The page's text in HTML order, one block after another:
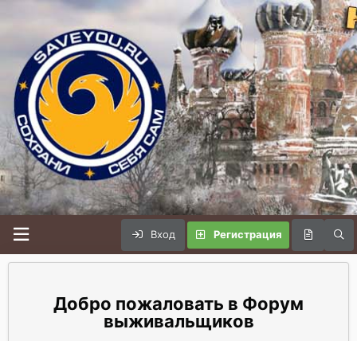
Вход Регистрация
Форум
выживальщиков